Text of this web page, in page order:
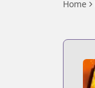
Home